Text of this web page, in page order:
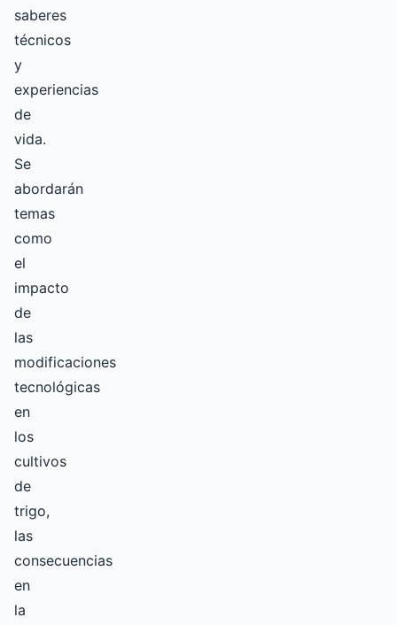
saberes
técnicos
y
experiencias
de
vida.
Se
abordarán
temas
como
el
impacto
de
las
modificaciones
tecnológicas
en
los
cultivos
de
trigo,
las
consecuencias
en
la